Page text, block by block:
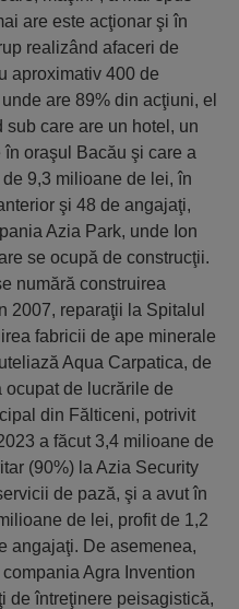
are este acţionar şi în
realizând afaceri de
aproximativ 400 de
are 89% din acţiuni, el
sub care are un hotel, un
oraşul Bacău şi care a
9,3 milioane de lei, în
şi 48 de angajaţi,
Azia Park, unde Ion
se ocupă de construcţii.
numără construirea
2007, reparaţii la Spitalul
fabricii de ape minerale
Aqua Carpatica, de
ocupat de lucrările de
din Fălticeni, potrivit
a făcut 3,4 milioane de
(90%) la Azia Security
de pază, şi a avut în
de lei, profit de 1,2
angajaţi. De asemenea,
Agra Invention
de întreţinere peisagistică,